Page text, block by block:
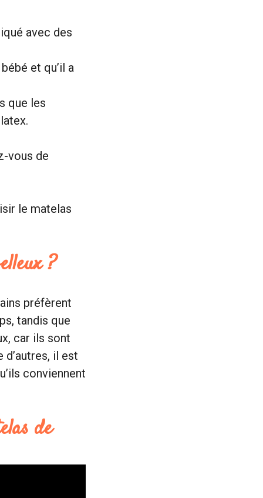
avec des
et qu’il a
que les
vous de
le matelas
?
préfèrent
tandis que
car ils sont
il est
conviennent
de